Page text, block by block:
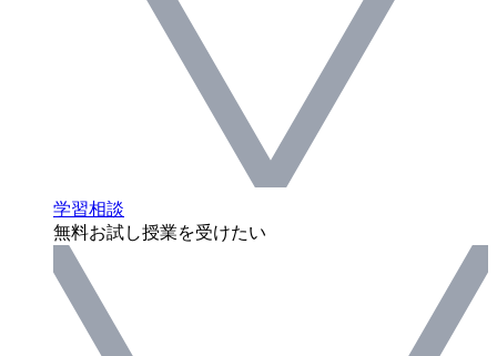
学習相談
無料お試し授業を受けたい